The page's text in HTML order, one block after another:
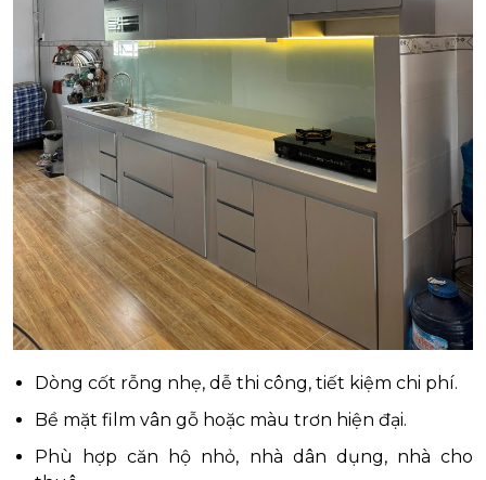
Dòng cốt rỗng nhẹ, dễ thi công, tiết kiệm chi phí.
Bề mặt film vân gỗ hoặc màu trơn hiện đại.
Phù hợp căn hộ nhỏ, nhà dân dụng, nhà cho